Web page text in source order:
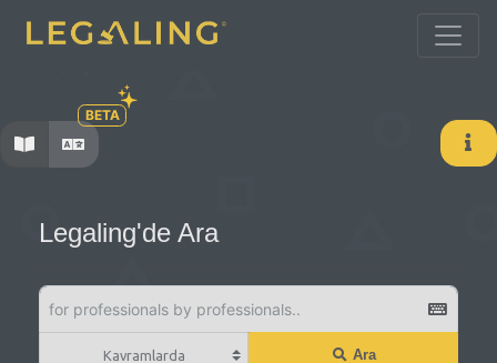
BETA
Legaling'de Ara
Kavramlarda Ara